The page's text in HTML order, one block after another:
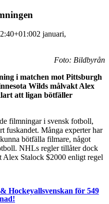
2 januari,
Foto: Bildbyrån
i matchen mot Pittsburgh
Wilds målvakt Alex
att ligan bötfäller
filmningar i svensk fotboll,
fuskandet. Många experter har
bötfälla filmare, något
NHLs regler tillåter dock
Alex Stalock $2000 enligt regel
Hockeyallsvenskan för 549